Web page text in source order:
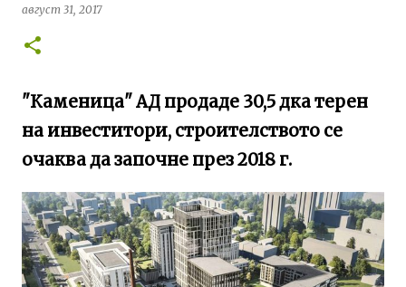
август 31, 2017
"Каменица" АД продаде 30,5 дка терен
на инвеститори, строителството се
очаква да започне през 2018 г.